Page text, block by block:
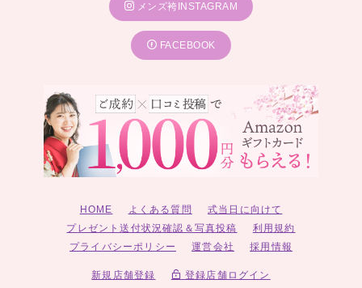
メンズ袴INSTAGRAM
FACEBOOK
HOME よくある質問
式当日に向けて
プレゼント送付状況確認＆写真投稿
利用規約
プライバシーポリシー
運営会社 採用情報
新規店舗登録 登録店舗ログイン